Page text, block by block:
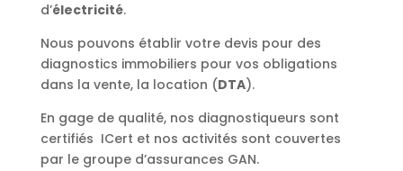
d’électricité.
Nous pouvons établir votre devis pour des
diagnostics immobiliers pour vos obligations
dans la vente, la location (DTA).
En gage de qualité, nos diagnostiqueurs sont
certifiés ICert et nos activités sont couvertes
par le groupe d’assurances GAN.